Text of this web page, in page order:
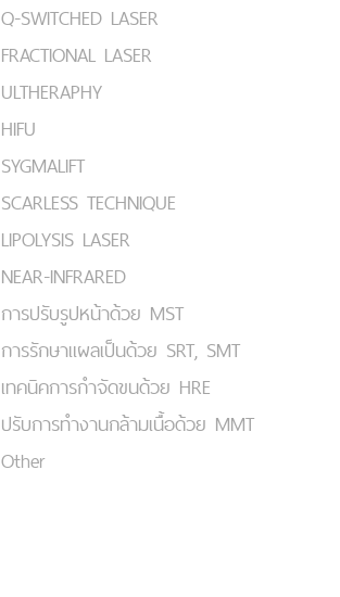
Q-SWITCHED LASER
FRACTIONAL LASER
ULTHERAPHY
HIFU
SYGMALIFT
SCARLESS TECHNIQUE
LIPOLYSIS LASER
NEAR-INFRARED
การปรับรูปหน้าด้วย MST
การรักษาแผลเป็นด้วย SRT, SMT
เทคนิคการกำจัดขนด้วย HRE
ปรับการทำงานกล้ามเนื้อด้วย MMT
Other